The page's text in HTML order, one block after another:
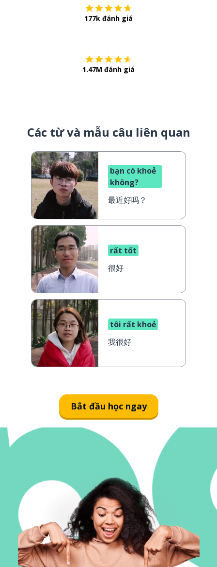
177k đánh giá
1.47M đánh giá
Các từ và mẫu câu liên quan
bạn có khoẻ
không?
最近好吗？
rất tốt
很好
tôi rất khoẻ
我很好
Bắt đầu học ngay